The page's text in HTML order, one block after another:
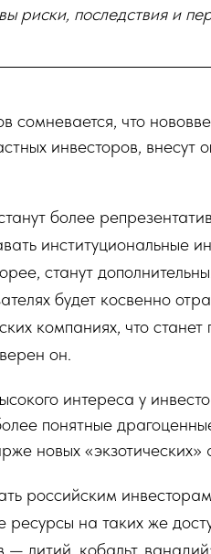
риски, последствия и
сомневается, что
инвесторов, внесут
более
институциональные
станут
будет косвенно
компаниях, что
он.
интереса у
понятные
новых «экзотических»
российским
ресурсы на таких же
— литий, кобальт,